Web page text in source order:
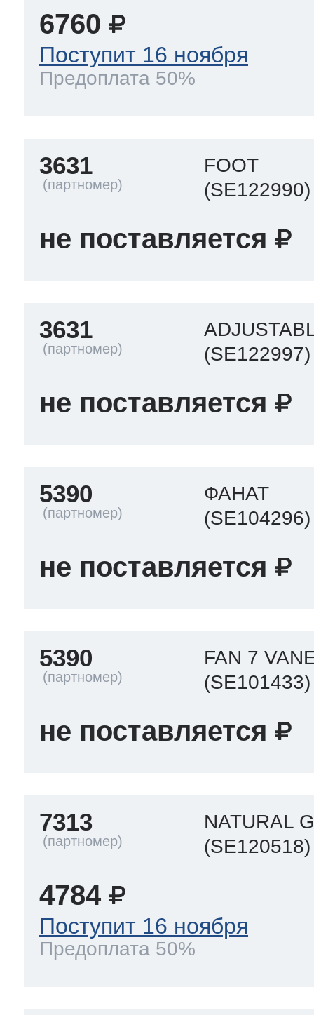
6760
Поступит 16 ноября
Предоплата 50%
3631
FOOT
(SE122990)
не поставляется
3631
(SE122997)
не поставляется
5390
ФАНАТ
(SE104296)
не поставляется
5390
FAN 7
(SE101433)
не поставляется
7313
NATURAL
(SE120518)
4784
Поступит 16 ноября
Предоплата 50%